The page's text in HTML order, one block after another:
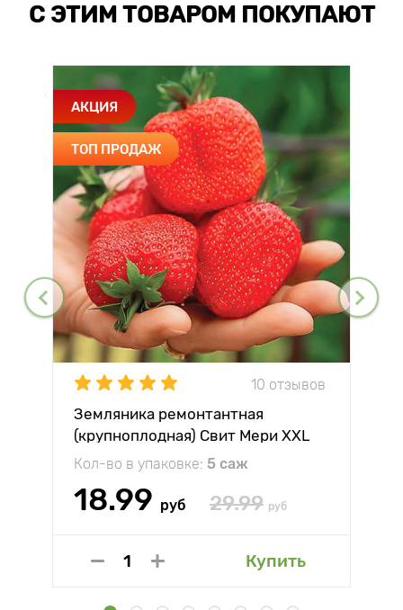
С ЭТИМ ТОВАРОМ ПОКУПАЮТ
АКЦИЯ
ТОП ПРОДАЖ
10 отзывов
Земляника ремонтантная
(крупноплодная) Свит Мери XXL
Кол-во в упаковке: 5 саж
18.99 руб 29.99 руб
Купить